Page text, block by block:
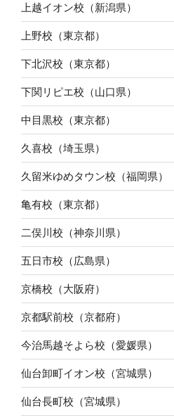
上越イオン校（新潟県）
上野校（東京都）
下北沢校（東京都）
下関リピエ校（山口県）
中目黒校（東京都）
久喜校（埼玉県）
久留米ゆめタウン校（福岡県）
亀有校（東京都）
二俣川校（神奈川県）
五日市校（広島県）
京橋校（大阪府）
京都駅前校（京都府）
今治馬越そよら校（愛媛県）
仙台卸町イオン校（宮城県）
仙台長町校（宮城県）